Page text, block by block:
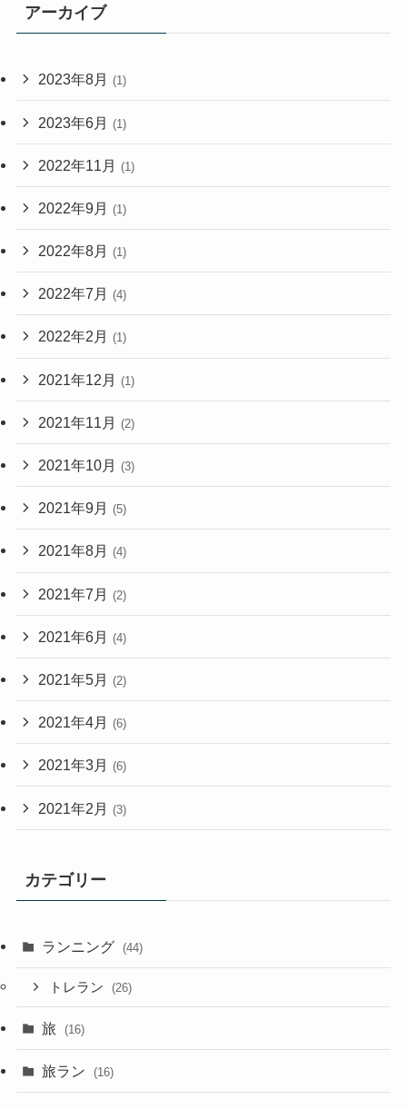
アーカイブ
2023年8月 (1)
2023年6月 (1)
2022年11月 (1)
2022年9月 (1)
2022年8月 (1)
2022年7月 (4)
2022年2月 (1)
2021年12月 (1)
2021年11月 (2)
2021年10月 (3)
2021年9月 (5)
2021年8月 (4)
2021年7月 (2)
2021年6月 (4)
2021年5月 (2)
2021年4月 (6)
2021年3月 (6)
2021年2月 (3)
カテゴリー
ランニング (44)
トレラン (26)
旅 (16)
旅ラン (16)